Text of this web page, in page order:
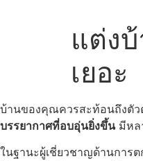
แต่ง
เยอะ
บ้านของคุณควรสะท้อนถึงตัว
บรรยากาศที่อบอุ่นยิ่งขึ้นมีหล
ในฐานะผู้เชี่ยวชาญด้านการ